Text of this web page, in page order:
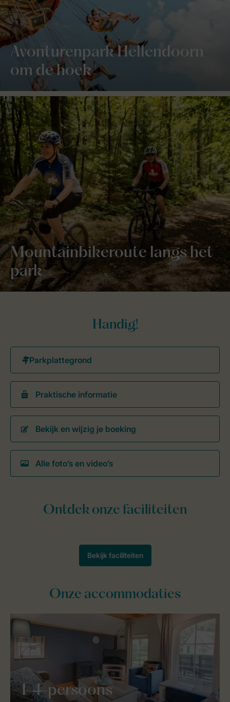
Avonturenpark Hellendoorn
om de hoek
Mountainbikeroute langs het
park
Handig!
Praktische informatie
Bekijk en wijzig je boeking
Alle foto’s en video’s
Onze accommodaties
1-4-persoons